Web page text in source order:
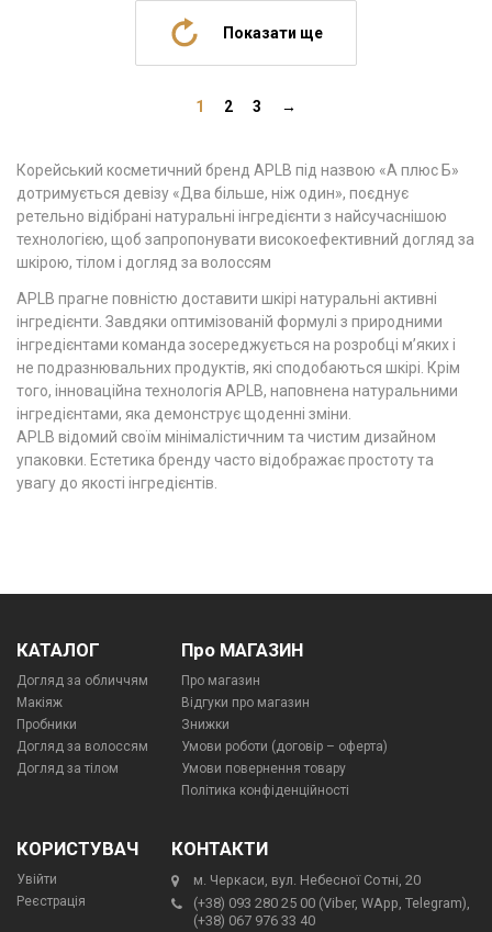
Показати ще
1 2 3 →
Корейський косметичний бренд APLB під назвою «А плюс Б»
дотримується девізу «Два більше, ніж один», поєднує
ретельно відібрані натуральні інгредієнти з найсучаснішою
технологією, щоб запропонувати високоефективний догляд за
шкірою, тілом і догляд за волоссям
APLB прагне повністю доставити шкірі натуральні активні
інгредієнти. Завдяки оптимізованій формулі з природними
інгредієнтами команда зосереджується на розробці м’яких і
не подразнювальних продуктів, які сподобаються шкірі. Крім
того, інноваційна технологія APLB, наповнена натуральними
інгредієнтами, яка демонструє щоденні зміни.
APLB відомий своїм мінімалістичним та чистим дизайном
упаковки. Естетика бренду часто відображає простоту та
увагу до якості інгредієнтів.
КАТАЛОГ
Догляд за обличчям
Макіяж
Пробники
Догляд за волоссям
Догляд за тілом
Про МАГАЗИН
Про магазин
Відгуки про магазин
Знижки
Умови роботи (договір – оферта)
Умови повернення товару
Політика конфіденційності
КОРИСТУВАЧ
Увійти
Реєстрація
КОНТАКТИ
м. Черкаси, вул. Небесної Сотні, 20
(+38) 093 280 25 00 (Viber, WApp, Telegram),
(+38) 067 976 33 40